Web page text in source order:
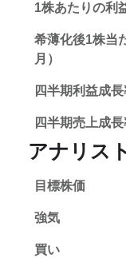
1株あたりの利
希薄化後1株当
月）
四半期利益成長
四半期売上成長
アナリス
目標株価
強気
買い